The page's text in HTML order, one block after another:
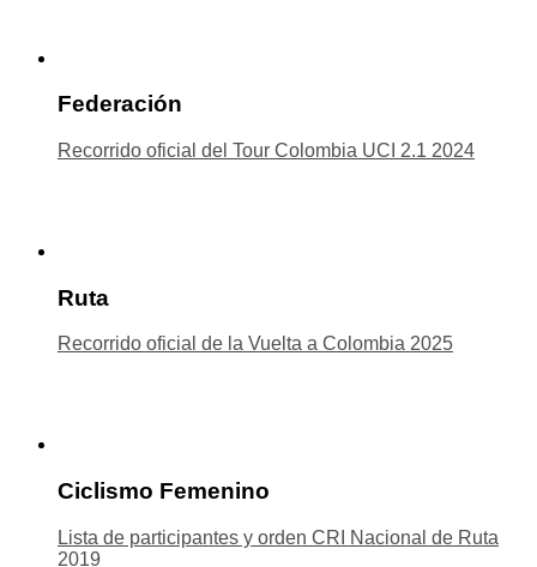
Federación
Recorrido oficial del Tour Colombia UCI 2.1 2024
Ruta
Recorrido oficial de la Vuelta a Colombia 2025
Ciclismo Femenino
Lista de participantes y orden CRI Nacional de Ruta
2019